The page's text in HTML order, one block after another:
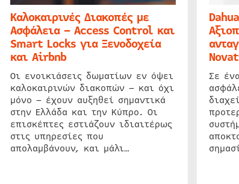
Καλοκαιρινές Διακοπές με
Ασφάλεια – Access Control και
Smart Locks για Ξενοδοχεία
και Airbnb
Οι ενοικιάσεις δωματίων εν όψει
καλοκαιρινών διακοπών – και όχι
μόνο – έχουν αυξηθεί σημαντικά
στην Ελλάδα και την Κύπρο. Οι
επισκέπτες εστιάζουν ιδιαιτέρως
στις υπηρεσίες που
απολαμβάνουν, και μάλι…
Σε